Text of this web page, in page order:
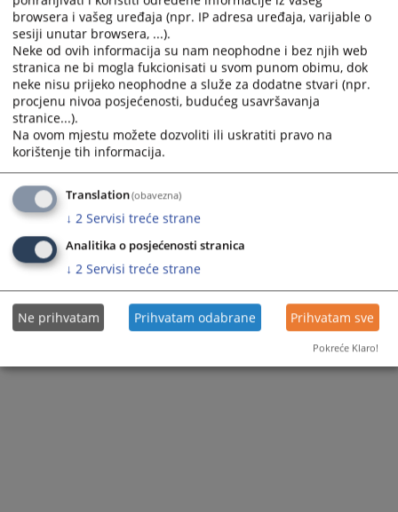
Prateći dokumenti
Izvještaj EJN
131 PREGLEDA
browsera i vašeg uređaja (npr. IP adresa uređaja, varijable o
sesiji unutar browsera, ...).
Neke od ovih informacija su nam neophodne i bez njih web
stranica ne bi mogla fukcionisati u svom punom obimu, dok
neke nisu prijeko neophodne a služe za dodatne stvari (npr.
procjenu nivoa posjećenosti, budućeg usavršavanja
stranice...).
Na ovom mjestu možete dozvoliti ili uskratiti pravo na
korištenje tih informacija.
Translation(obavezna)
↓ 2 Servisi treće strane
Analitika o posjećenosti stranica
↓ 2 Servisi treće strane
Ne prihvatam Prihvatam odabrane Prihvatam sve
Pokreće Klaro!